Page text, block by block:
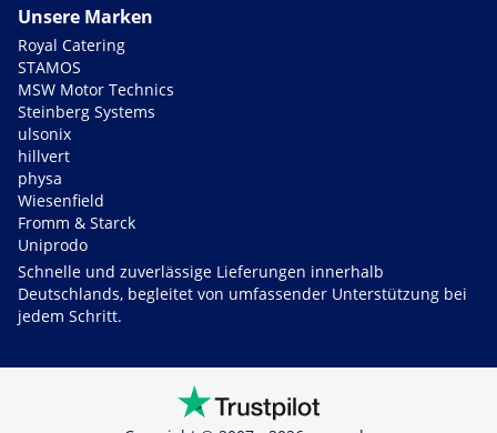
Unsere Marken
Royal Catering
STAMOS
MSW Motor Technics
Steinberg Systems
ulsonix
hillvert
physa
Wiesenfield
Fromm & Starck
Uniprodo
Schnelle und zuverlässige Lieferungen innerhalb
Deutschlands, begleitet von umfassender Unterstützung bei
jedem Schritt.